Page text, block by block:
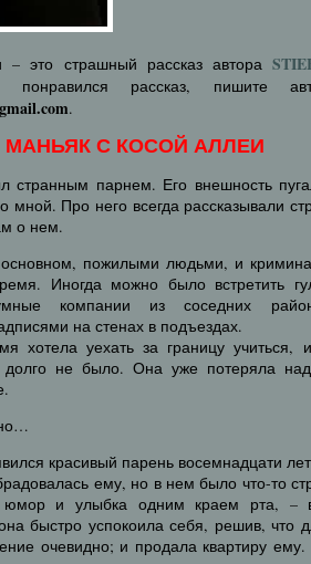
это страшный рассказ автора
рассказ, пишите
.
МАНЬЯК С КОСОЙ АЛЛЕИ
странным парнем. Его внешность
Про него всегда рассказывали
о нем.
пожилыми людьми, и
Иногда можно было встретить
компании из соседних
на стенах в подъездах.
хотела уехать за границу учиться,
долго не было. Она уже потеряла
красивый парень восемнадцати
ему, но в нем было что-то
юмор и улыбка одним краем рта, –
быстро успокоила себя, решив, что
очевидно; и продала квартиру